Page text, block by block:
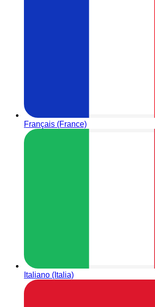
Français (France)
Italiano (Italia)